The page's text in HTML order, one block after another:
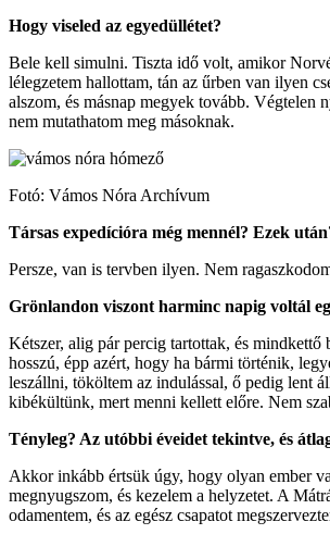
Hogy viseled az egyedüllétet?
Bele kell simulni. Tiszta idő volt, amikor
lélegzetem hallottam, tán az űrben van ilyen
alszom, és másnap megyek tovább. Végtelen
nem mutathatom meg másoknak.
Fotó: Vámos Nóra Archívum
Társas expedícióra még mennél? Ezek
Persze, van is tervben ilyen. Nem
Grönlandon viszont harminc napig voltál
Kétszer, alig pár percig tartottak, és
hosszú, épp azért, hogy ha bármi történik,
leszállni, tököltem az indulással, ő pedig lent
kibékültünk, mert menni kellett előre. Nem
Tényleg? Az utóbbi éveidet tekintve, és
Akkor inkább értsük úgy, hogy olyan ember
megnyugszom, és kezelem a helyzetet. A
odamentem, és az egész csapatot